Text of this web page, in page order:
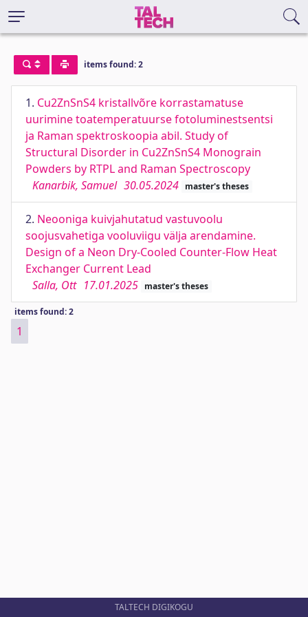
items found: 2
1. Cu2ZnSnS4 kristallvõre korrastamatuse
uurimine toatemperatuurse fotoluminestsentsi
ja Raman spektroskoopia abil. Study of
Structural Disorder in Cu2ZnSnS4 Monograin
Powders by RTPL and Raman Spectroscopy
Kanarbik, Samuel 30.05.2024 master's theses
2. Neooniga kuivjahutatud vastuvoolu
soojusvahetiga vooluviigu välja arendamine.
Design of a Neon Dry-Cooled Counter-Flow Heat
Exchanger Current Lead
Salla, Ott 17.01.2025 master's theses
items found: 2
1
TALTECH DIGIKOGU